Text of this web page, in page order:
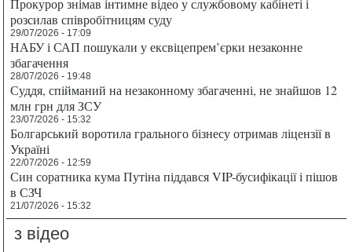
розсилав співробітницям суду
29/07/2026 - 17:09
НАБУ і САП пошукали у ексвіцепрем’єрки незаконне
збагачення
28/07/2026 - 19:48
Суддя, спійманий на незаконному збагаченні, не знайшов 12
млн грн для ЗСУ
23/07/2026 - 15:32
Болгарський воротила грального бізнесу отримав ліцензії в
Україні
22/07/2026 - 12:59
Син соратника кума Путіна піддався VIP-бусифікації і пішов
в СЗЧ
21/07/2026 - 15:32
з відео